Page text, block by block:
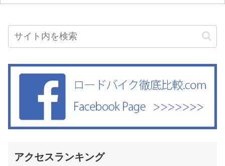
アクセスランキング